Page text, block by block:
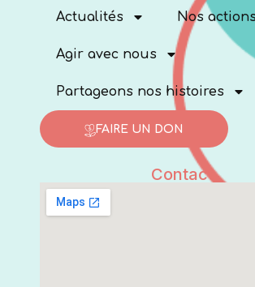
Actualités Nos actions
Agir avec nous
Partageons nos histoires
FAIRE UN DON
Contact